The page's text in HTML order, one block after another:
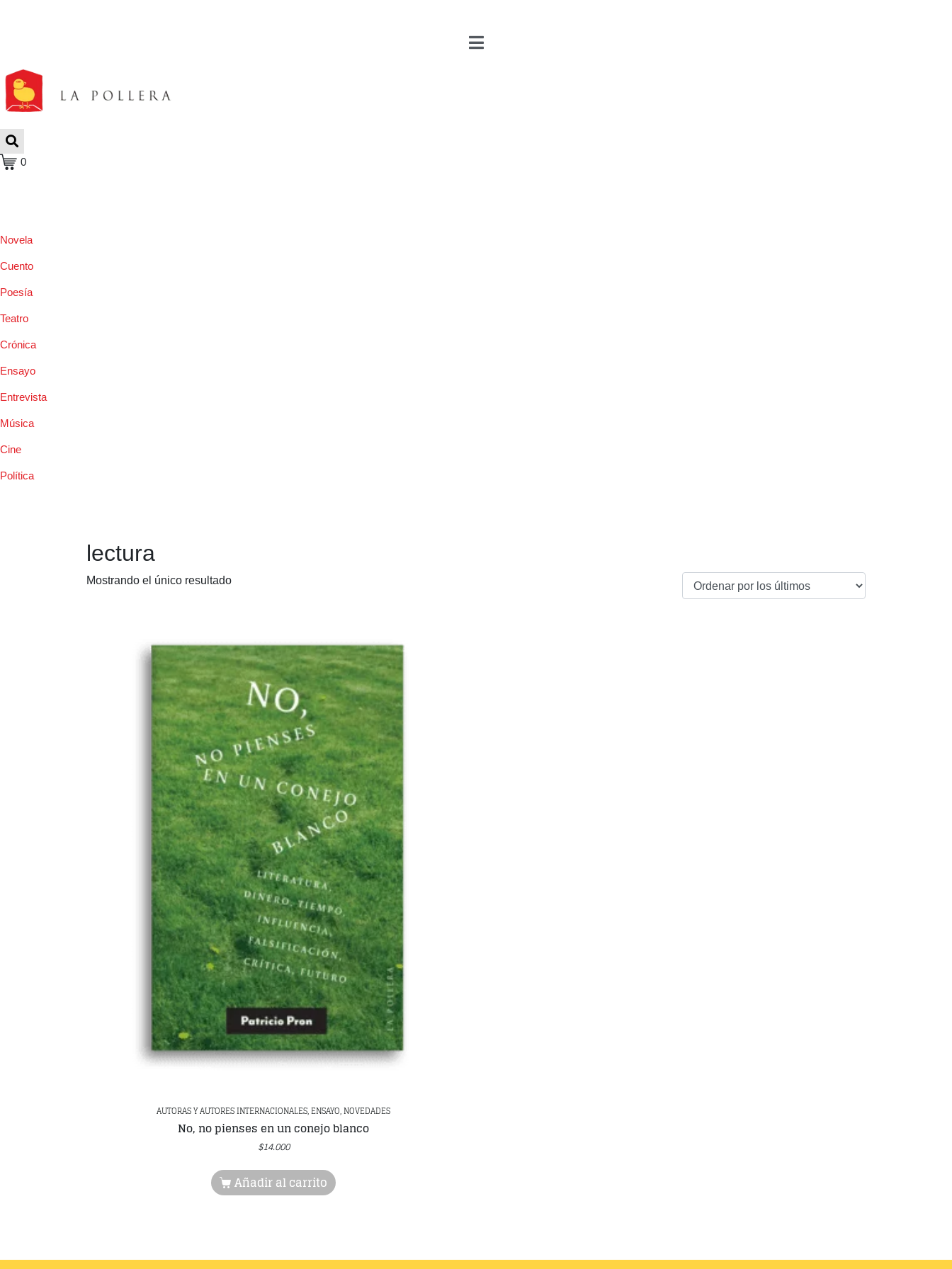
0
Novela
Cuento
Poesía
Teatro
Crónica
Ensayo
Entrevista
Música
Cine
Política
lectura
Mostrando el único resultado
AUTORAS Y AUTORES INTERNACIONALES, ENSAYO, NOVEDADES
No, no pienses en un conejo blanco
$14.000
Añadir al carrito